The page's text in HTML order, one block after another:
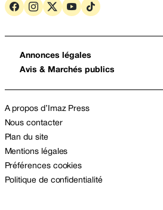
Annonces légales
Avis & Marchés publics
A propos d’Imaz Press
Nous contacter
Plan du site
Mentions légales
Préférences cookies
Politique de confidentialité